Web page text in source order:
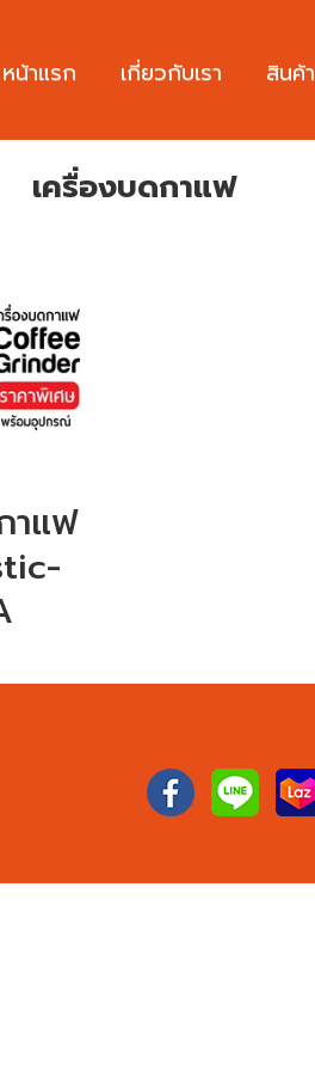
หน้าแรก เกี่ยวกับเรา สินค้า
เครื่องบดกาแฟ
าแฟ